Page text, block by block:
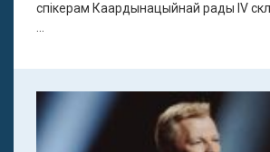
спікерам Каардынацыйнай рады IV